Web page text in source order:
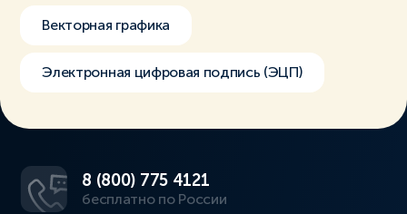
Векторная графика
Электронная цифровая подпись (ЭЦП)
8 (800) 775 4121
бесплатно по России